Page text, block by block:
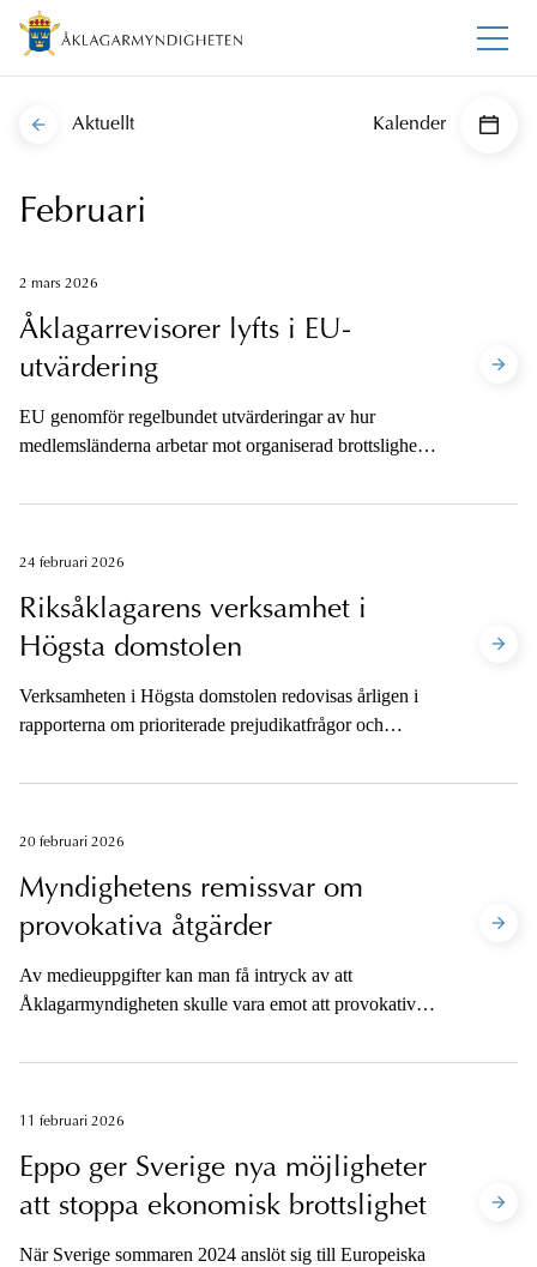
Aktuellt Kalender
Februari
2 mars 2026
Åklagarrevisorer lyfts i EU-
utvärdering
EU genomför regelbundet utvärderingar av hur
medlemsländerna arbetar mot organiserad brottslighet.
länder och har varje gång ett särskilt tema. I den senaste
narkotikasmuggling fram som en framgångsfaktor,
tidigt i utredningarna.
24 februari 2026
Riksåklagarens verksamhet i
Högsta domstolen
Verksamheten i Högsta domstolen redovisas årligen i
rapporterna om prioriterade prejudikatfrågor och
20 februari 2026
Myndighetens remissvar om
provokativa åtgärder
Av medieuppgifter kan man få intryck av att
Åklagarmyndigheten skulle vara emot att provokativa
inte.
11 februari 2026
Eppo ger Sverige nya möjligheter
att stoppa ekonomisk brottslighet
När Sverige sommaren 2024 anslöt sig till Europeiska